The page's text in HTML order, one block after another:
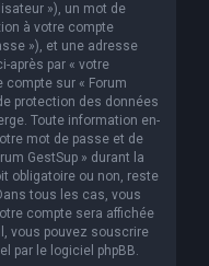
»), un mot de
à votre compte
»), et une adresse
après par « votre
compte sur « Forum
protection des données
Toute information en-
mot de passe et de
GestSup » durant la
obligatoire ou non, reste
tous les cas, vous
compte sera affichée
vous pouvez souscrire
par le logiciel phpBB.